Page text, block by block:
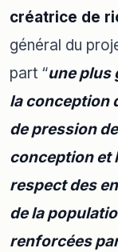
créatrice de
général du
part “une plus
la conception
de pression
conception et
respect des
de la
renforcées